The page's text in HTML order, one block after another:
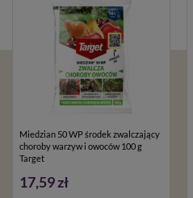
Miedzian 50 WP środek zwalczający
choroby warzyw i owoców 100 g
Target
17,59 zł